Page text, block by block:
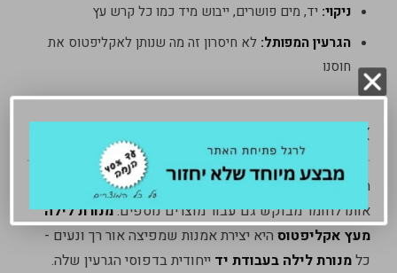
ניקוי: יד, מים פושרים, ייבוש מיד כמו כל קרש עץ
הגרעין המפותל: לא חיסרון זה מה שנותן לאקליפטוס את
חוסנו
אקליפטוס מעבר לקרש חיתוך
הגרעין הפתלתל והצבע העמוק של אקליפטוס אדום הפכו
אותו לחומר מבוקש גם עבור מוצרים נוספים.מנורת לילה
מעץ אקליפטוסהיא יצירת אמנות שמפיצה אור רך ונעים -
כלמנורת לילה בעבודת יד ייחודית בדפוסי הגרעין שלה.